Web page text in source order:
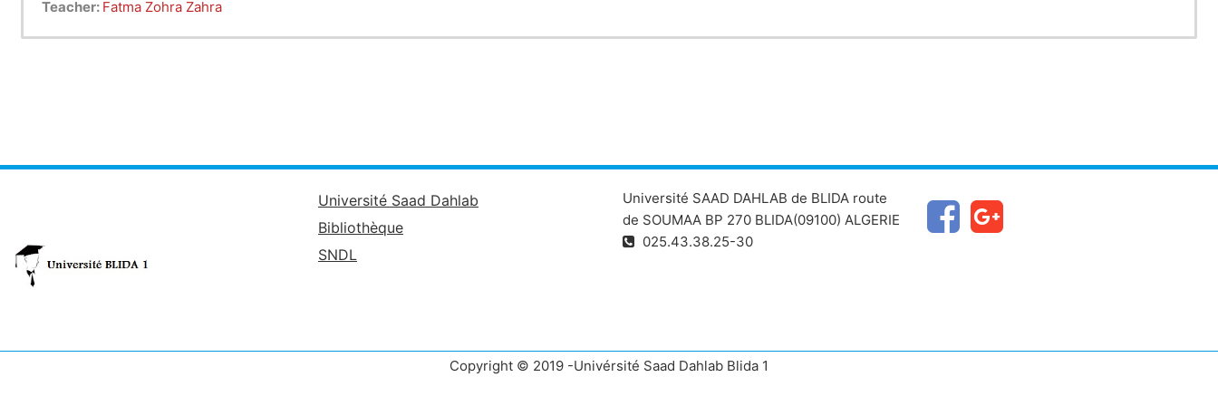
Teacher: Fatma Zohra Zahra
Université Saad Dahlab
Bibliothèque
SNDL
Université SAAD DAHLAB de BLIDA route
de SOUMAA BP 270 BLIDA(09100) ALGERIE
025.43.38.25-30
Copyright © 2019 -Univérsité Saad Dahlab Blida 1